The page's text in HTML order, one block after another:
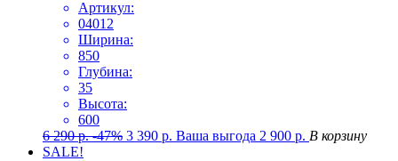
Артикул:
04012
Ширина:
850
Глубина:
35
Высота:
600
6 290р. -47% 3 390 р. Ваша выгода 2 900 р. В корзину
SALE!